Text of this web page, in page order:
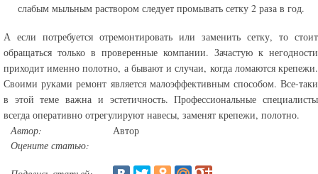
слабым мыльным раствором следует промывать сетку 2 раза в год.
А если потребуется отремонтировать или заменить сетку, то стоит
обращаться только в проверенные компании. Зачастую к негодности
приходит именно полотно, а бывают и случаи, когда ломаются крепежи.
Своими руками ремонт является малоэффективным способом. Все-таки
в этой теме важна и эстетичность. Профессиональные специалисты
всегда оперативно отрегулируют навесы, заменят крепежи, полотно.
Автор:
Автор
Оцените статью: